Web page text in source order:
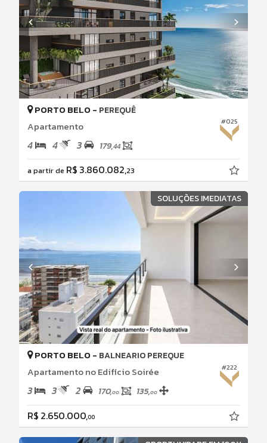
#025
PORTO BELO - PEREQUÊ
Apartamento
4 4 3 179,44
a partir de R$ 3.860.082,23
SOLUÇÕES IMEDIATAS
#222
PORTO BELO - BALNEARIO PEREQUE
Apartamento no Edifício Soirée
3 3 2 170,00 135,00
R$ 2.650.000,00